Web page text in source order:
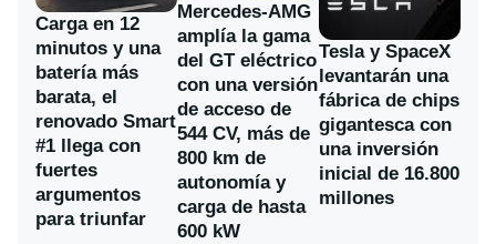
Carga en 12
minutos y una
batería más
barata, el
renovado Smart
#1 llega con
fuertes
argumentos
para triunfar
Mercedes-AMG
amplía la gama
del GT eléctrico
con una versión
de acceso de
544 CV, más de
800 km de
autonomía y
carga de hasta
600 kW
Tesla y SpaceX
levantarán una
fábrica de chips
gigantesca con
una inversión
inicial de 16.800
millones